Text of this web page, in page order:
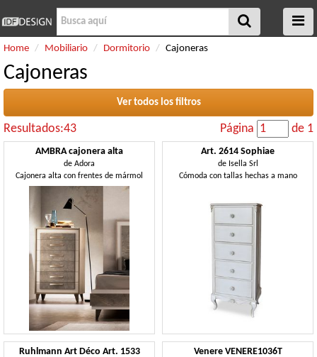
Home Mobiliario Dormitorio Cajoneras
Cajoneras
Ver todos los filtros
Resultados:43 Página de 1
AMBRA cajonera alta
de Adora
Cajonera alta con frentes de mármol
Art. 2614 Sophiae
de Isella Srl
Cómoda con tallas hechas a mano
Ruhlmann Art Déco Art. 1533 Venere VENERE1036T